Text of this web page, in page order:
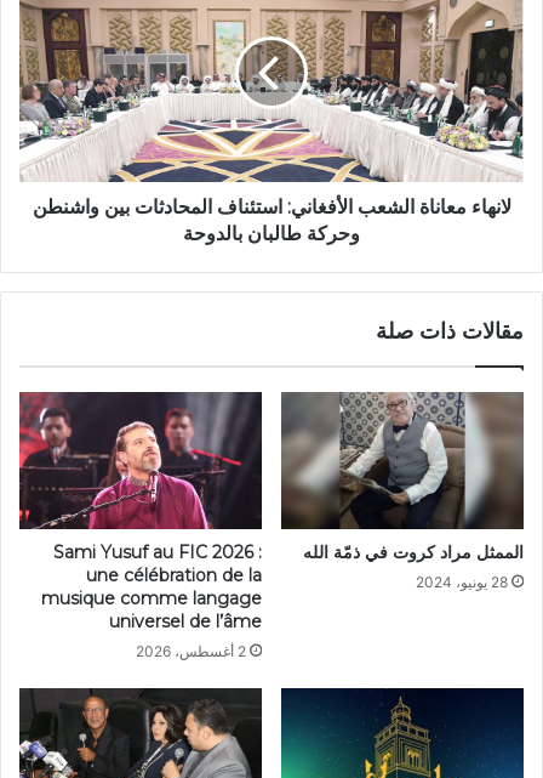
لانهاء معاناة الشعب الأفغاني: استئناف المحادثات بين واشنطن
وحركة طالبان بالدوحة
مقالات ذات صلة
الممثل مراد كروت في ذمّة الله
28 يونيو، 2024
Sami Yusuf au FIC 2026 :
une célébration de la
musique comme langage
universel de l’âme
2 أغسطس، 2026